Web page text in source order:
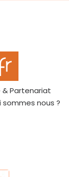
& Partenariat
sommes nous ?